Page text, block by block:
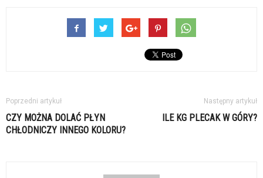
Poprzedni artykuł
CZY MOŻNA DOLAĆ PŁYN
CHŁODNICZY INNEGO KOLORU?
Następny artykuł
ILE KG PLECAK W GÓRY?